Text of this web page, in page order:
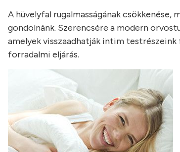
A hüvelyfal rugalmasságának
gondolnánk. Szerencsére a modern
amelyek visszaadhatják intim testrészeink
forradalmi eljárás.